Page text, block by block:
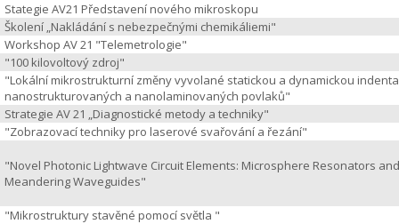
Stategie AV21 Představení nového mikroskopu
Školení „Nakládání s nebezpečnými chemikáliemi"
Workshop AV 21 "Telemetrologie"
"100 kilovoltový zdroj"
"Lokální mikrostrukturní změny vyvolané statickou a dynamickou
nanostrukturovaných a nanolaminovaných povlaků"
Strategie AV 21 „Diagnostické metody a techniky"
"Zobrazovací techniky pro laserové svařování a řezání"
"Novel Photonic Lightwave Circuit Elements: Microsphere Resonators and
Meandering Waveguides"
"Mikrostruktury stavěné pomocí světla "